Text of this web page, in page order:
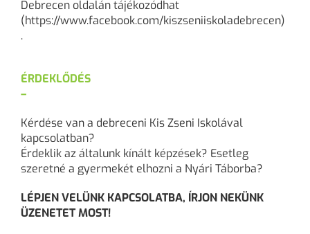
Debrecen oldalán tájékozódhat
(https://www.facebook.com/kiszseniiskoladebrecen)
.
ÉRDEKLŐDÉS
–
Kérdése van a debreceni Kis Zseni Iskolával
kapcsolatban?
Érdeklik az általunk kínált képzések? Esetleg
szeretné a gyermekét elhozni a Nyári Táborba?
LÉPJEN VELÜNK KAPCSOLATBA, ÍRJON NEKÜNK
ÜZENETET MOST!